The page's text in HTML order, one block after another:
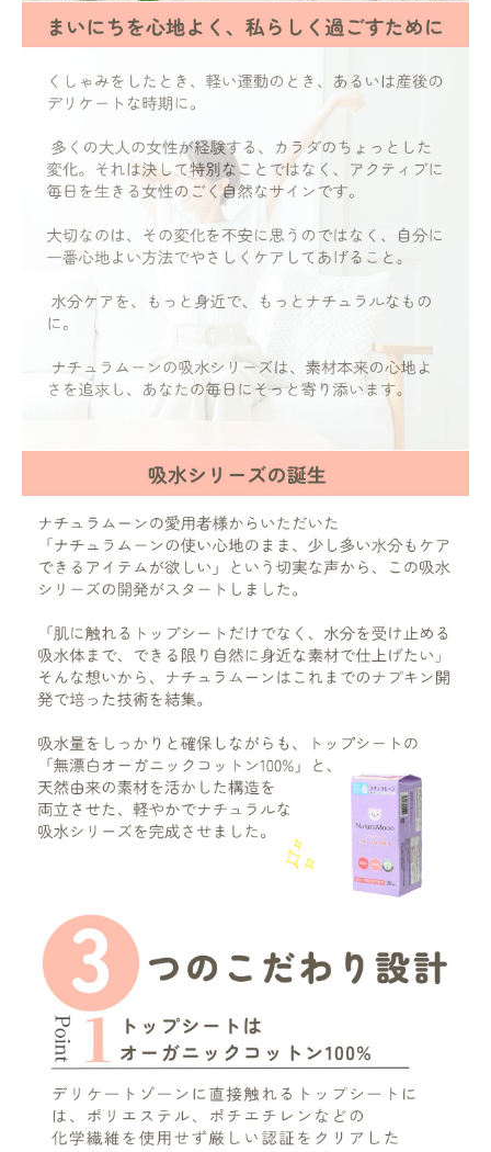
キッズ・ベビー・マタニティ
ブランド
定期購入
オリジナルブランド
エコリュクス
ナチュラプラス
アルマウィン
アルモニベルツ
コラム・スタッフのおすすめ
ご利用ガイド等
アカウント情報
ようこそ ゲスト 様